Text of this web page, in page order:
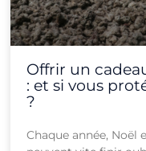
Offrir un
: et si vous
?
Chaque année, Noël